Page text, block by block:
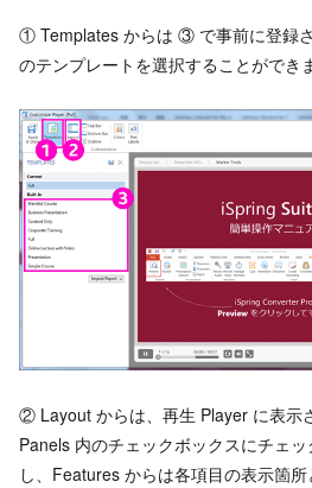
① Templates からは ③ で事前に登録
のテンプレートを選択することができ
② Layout からは、再生 Player に表示
Panels 内のチェックボックスにチェ
し、Features からは各項目の表示箇